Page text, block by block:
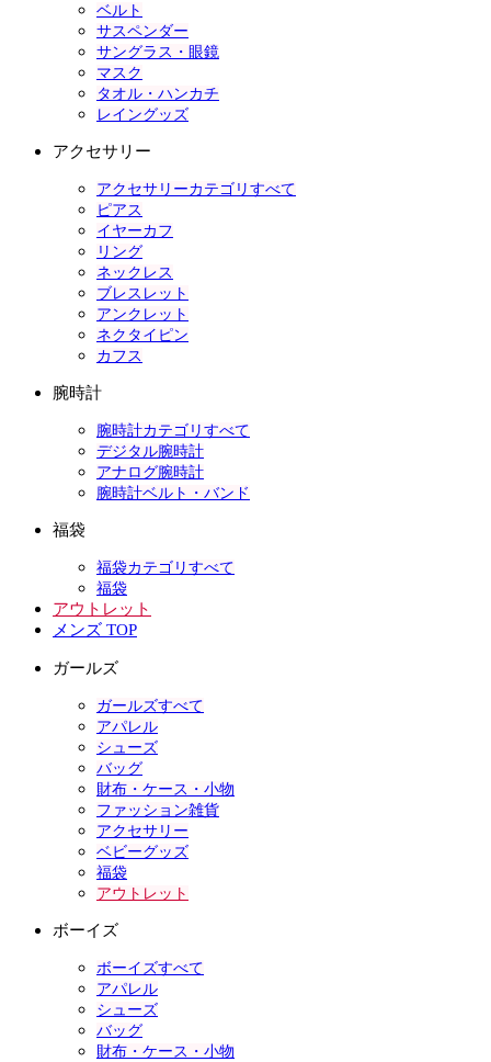
ベルト
サスペンダー
サングラス・眼鏡
マスク
タオル・ハンカチ
レイングッズ
アクセサリー
アクセサリーカテゴリすべて
ピアス
イヤーカフ
リング
ネックレス
ブレスレット
アンクレット
ネクタイピン
カフス
腕時計
腕時計カテゴリすべて
デジタル腕時計
アナログ腕時計
腕時計ベルト・バンド
福袋
福袋カテゴリすべて
福袋
アウトレット
メンズ TOP
ガールズ
ガールズすべて
アパレル
シューズ
バッグ
財布・ケース・小物
ファッション雑貨
アクセサリー
ベビーグッズ
福袋
アウトレット
ボーイズ
ボーイズすべて
アパレル
シューズ
バッグ
財布・ケース・小物